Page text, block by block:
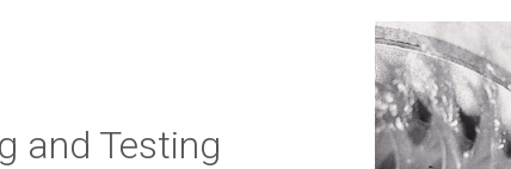
and Testing